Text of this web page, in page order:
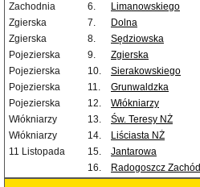
Zachodnia
6. Limanowskiego
Zgierska
7. Dolna
Zgierska
8. Sędziowska
Pojezierska
9. Zgierska
Pojezierska
10. Sierakowskiego
Pojezierska
11. Grunwaldzka
Pojezierska
12. Włókniarzy
Włókniarzy
13. Św. Teresy NŻ
Włókniarzy
14. Liściasta NŻ
11 Listopada
15. Jantarowa
16.
Radogoszcz Zachód